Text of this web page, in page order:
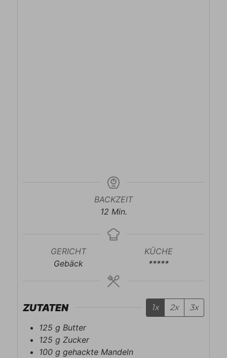
BACKZEIT
12Minuten
Min.
GERICHT
Gebäck
KÜCHE
*****
ZUTATEN 1x 2x 3x
125 g Butter
125 g Zucker
100 g gehackte Mandeln